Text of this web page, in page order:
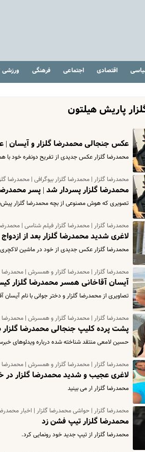
اقتصادی اجتماعی فرهنگی ورزشی
پاریش هیلتون
عکس جنجالی محمدرضا گلزار و آیسان
محمدرضا گلزار عکس جدیدی از تفریح دونفره خود
محمدرضا گلزار | محمدرضا گلزار بیوگرافی | محمدرضا
محمدرضا گلزار پسردار شد | پسر
تصویری که هوش مصنوعی از بچه محمدرضا گلزار
محمدرضا گلزار | محمدرضا گلزار فیلم شناسی | محمدرضا
لاغری شدید محمدرضا گلزار بعد از
محمدرضا گلزار عکس جدیدی از خود در ماشین
محمدرضا گلزار | محمدرضا گلزار و همسرش | محمدرضا
آیسان آقاخانی همسر محمدرضا گلزار
تصاویری از محمدرضا گلزار و دختر جوانی با نام
محمدرضا گلزار | محمدرضا گلزار و همسرش | محمدرضا
پشت پرده کلیپ جنجالی محمدرضا گلزار
حسین لامعی منتقد شناخته شده درباره ویدئوهای
محمدرضا گلزار | محمدرضا گلزار و همسرش | محمدرضا
لاغری عجیب و شدید محمدرضا گلزار در
محمدرضا گلزار ار می بینید
محمدرضا گلزار | حواشی محمدرضا گلزار | اخبار
محمدرضا گلزار تیپ فشن زد
محمدرضا گلزار از تیپ جدید خود رونمایی کرد.